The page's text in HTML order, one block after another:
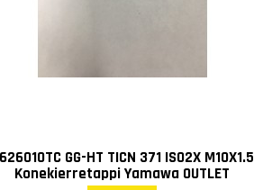
GG-HT TICN 371 ISO2X M10X1.5
Konekierretappi Yamawa OUTLET